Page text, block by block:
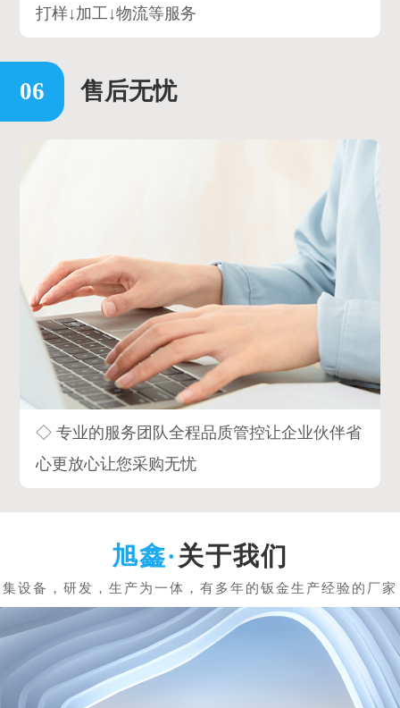
打样↓加工↓物流等服务
售后无忧
◇ 专业的服务团队全程品质管控让企业伙伴省
心更放心让您采购无忧
关于我们